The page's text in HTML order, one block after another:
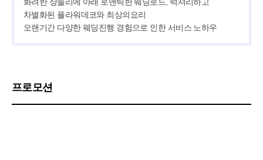
차별화된 플라워데코와 최상의요리
오랜기간 다양한 웨딩진행 경험으로 인한 서비스 노하우
프로모션